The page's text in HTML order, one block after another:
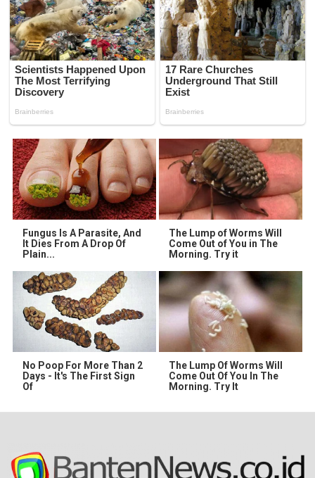
Fungus Is A Parasite, And
It Dies From A Drop Of
Plain...
The Lump of Worms Will
Come Out of You in The
Morning. Try it
No Poop For More Than 2
Days - It's The First Sign
Of
The Lump Of Worms Will
Come Out Of You In The
Morning. Try It